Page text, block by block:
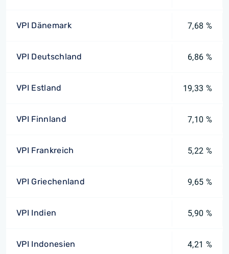
VPI Dänemark 7,68 %
VPI Deutschland 6,86 %
VPI Estland 19,33 %
VPI Finnland 7,10 %
VPI Frankreich 5,22 %
VPI Griechenland 9,65 %
VPI Indien 5,90 %
VPI Indonesien 4,21 %